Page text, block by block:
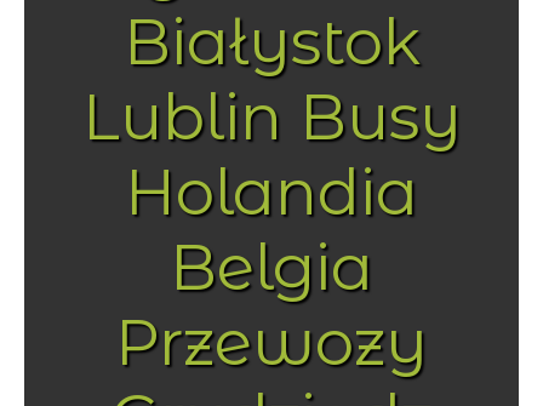
Białystok
Lublin Busy
Holandia
Belgia
Przewozy